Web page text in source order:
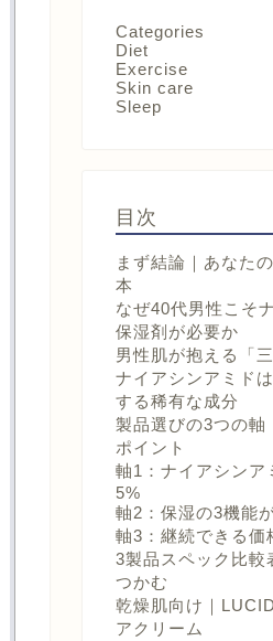
Categories
Diet
Exercise
Skin care
Sleep
目次
まず結論｜あなた
本
なぜ40代男性こそ
保湿剤が必要か
男性肌が抱える「三
ナイアシンアミド
する稀有な成分
製品選びの3つの軸
ポイント
軸1：ナイアシンア
5%
軸2：保湿の3機能
軸3：継続できる価
3製品スペック比較
つかむ
乾燥肌向け｜
アクリーム